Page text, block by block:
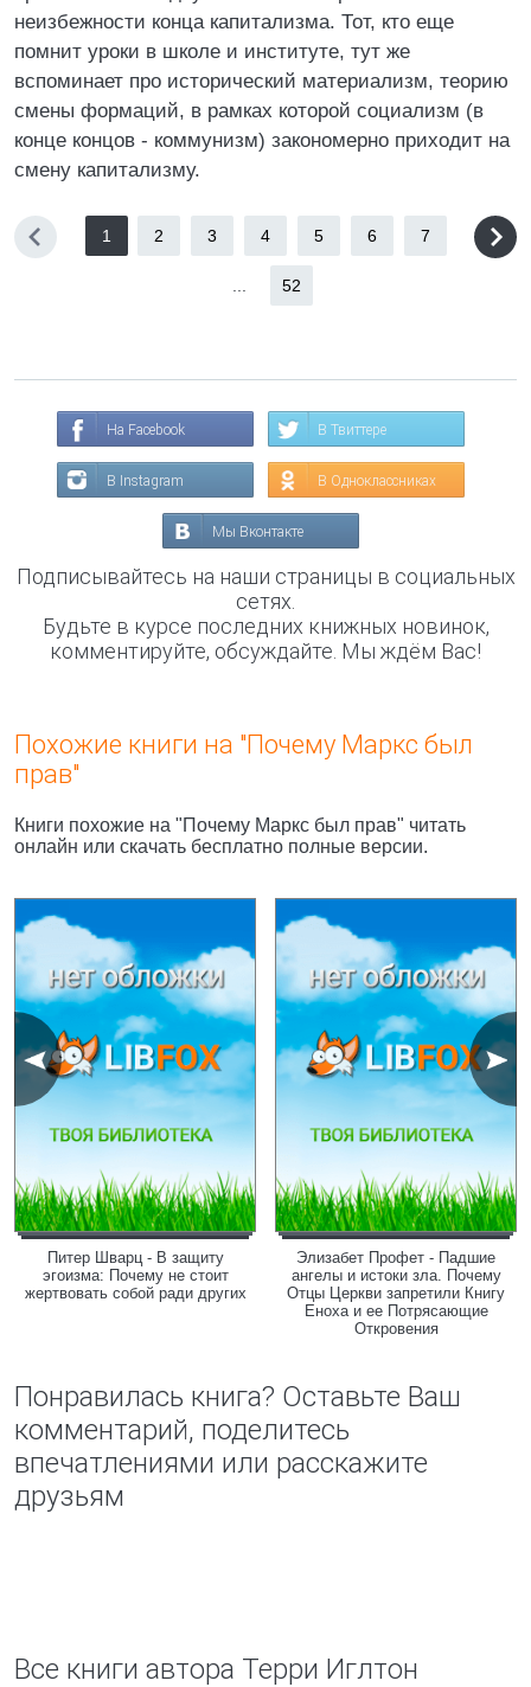
неизбежности конца капитализма. Тот, кто еще
помнит уроки в школе и институте, тут же
вспоминает про исторический материализм, теорию
смены формаций, в рамках которой социализм (в
конце концов - коммунизм) закономерно приходит на
смену капитализму.
1 2 3 4 5 6 7
52
На Facebook В Твиттере
В Instagram В Одноклассниках
Мы Вконтакте
Подписывайтесь на наши страницы в социальных
сетях.
Будьте в курсе последних книжных новинок,
комментируйте, обсуждайте. Мы ждём Вас!
Похожие книги на "Почему Маркс был
прав"
Книги похожие на "Почему Маркс был прав" читать
онлайн или скачать бесплатно полные версии.
Питер Шварц - В защиту
эгоизма: Почему не стоит
жертвовать собой ради других
Элизабет Профет - Падшие
ангелы и истоки зла. Почему
Отцы Церкви запретили Книгу
Еноха и ее Потрясающие
Откровения
Понравилась книга? Оставьте Ваш
комментарий, поделитесь
впечатлениями или расскажите
друзьям
Все книги автора Терри Иглтон